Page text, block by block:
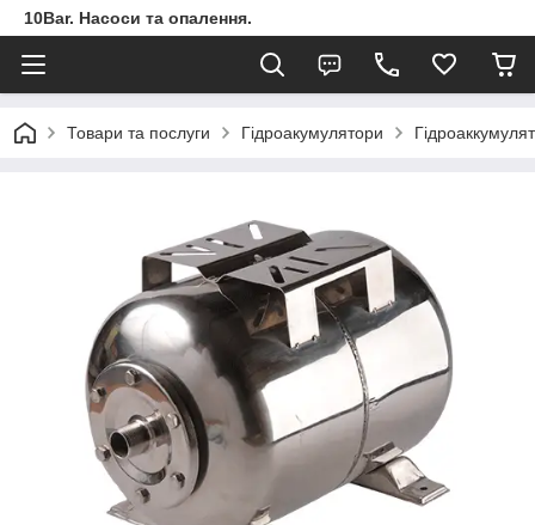
10Bar. Насоси та опалення.
Товари та послуги Гідроакумулятори